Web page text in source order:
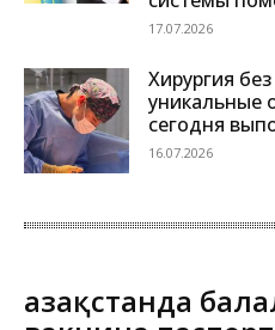
17.07.2026
Хирургия
уникальные
сегодня
16.07.2026